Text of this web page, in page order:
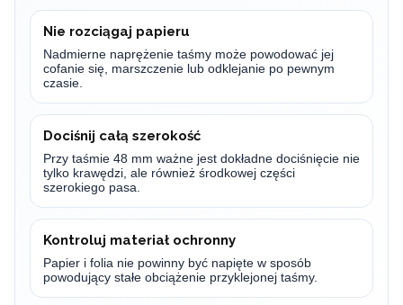
Nie rozciągaj papieru
Nadmierne naprężenie taśmy może powodować jej
cofanie się, marszczenie lub odklejanie po pewnym
czasie.
Dociśnij całą szerokość
Przy taśmie 48 mm ważne jest dokładne dociśnięcie nie
tylko krawędzi, ale również środkowej części
szerokiego pasa.
Kontroluj materiał ochronny
Papier i folia nie powinny być napięte w sposób
powodujący stałe obciążenie przyklejonej taśmy.